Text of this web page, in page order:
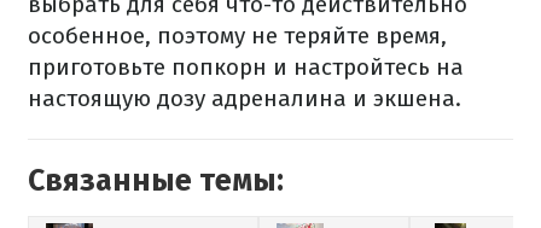
особенное, поэтому не теряйте время,
приготовьте попкорн и настройтесь на
настоящую дозу адреналина и экшена.
Связанные темы: